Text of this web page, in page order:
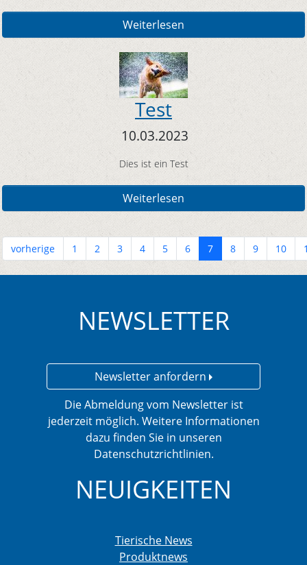
Weiterlesen
Test
10.03.2023
Dies ist ein Test
Weiterlesen
vorherige 1 2 3 4 5 6 7 8 9 10
NEWSLETTER
Newsletter anfordern
Die Abmeldung vom Newsletter ist
jederzeit möglich. Weitere Informationen
dazu finden Sie in unseren
Datenschutzrichtlinien.
NEUIGKEITEN
Tierische News
Produktnews